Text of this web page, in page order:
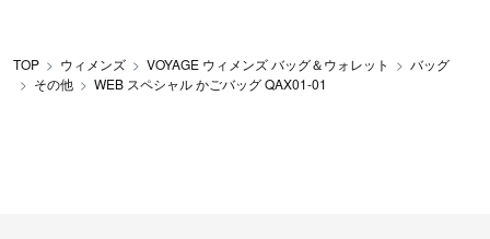
TOP ウィメンズ VOYAGE ウィメンズ バッグ＆ウォレット
バッグ
その他
WEB スペシャル かごバッグ QAX01-01